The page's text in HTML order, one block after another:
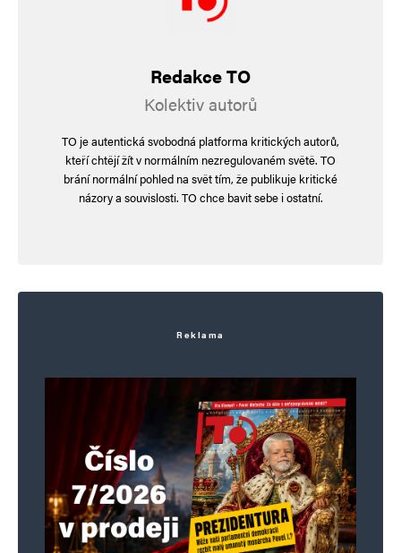
Webová stránka
Uložit do prohlížeče jméno, e-mail a webovou stránku pro budoucí
Redakce TO
Kolektiv autorů
TO je autentická svobodná platforma kritických autorů,
kteří chtějí žít v normálním nezregulovaném světě. TO
brání normální pohled na svět tím, že publikuje kritické
názory a souvislosti. TO chce bavit sebe i ostatní.
Reklama